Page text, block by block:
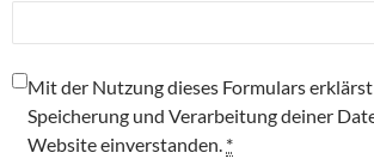
Mit der Nutzung dieses Formulars
Speicherung und Verarbeitung deiner
Website einverstanden. *